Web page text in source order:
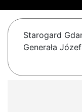
Starogard
Generała